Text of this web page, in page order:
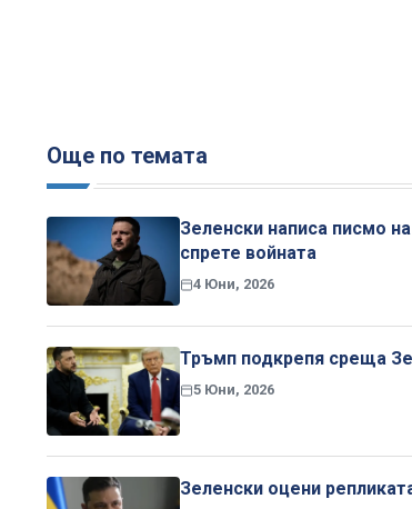
Още по темата
Зеленски написа писмо
спрете войната
4 Юни, 2026
Тръмп подкрепя среща
5 Юни, 2026
Зеленски оцени